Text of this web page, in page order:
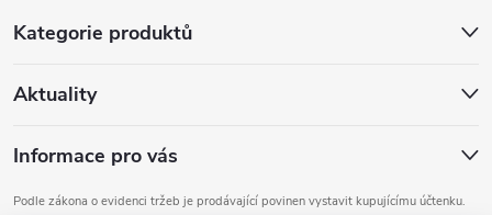
Kategorie produktů
Aktuality
Informace pro vás
Podle zákona o evidenci tržeb je prodávající povinen vystavit kupujícímu účtenku.